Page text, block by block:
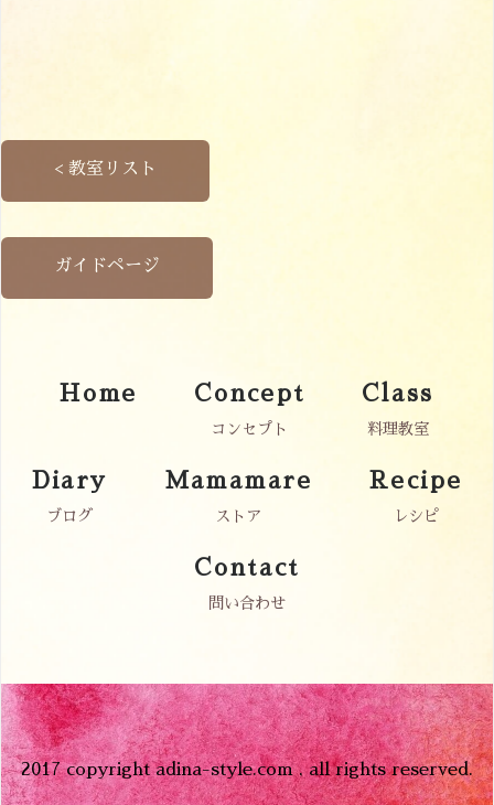
< 教室リスト
ガイドページ
Home Concept
コンセプト
Class
料理教室
Diary
ブログ
Mamamare
ストア
Recipe
レシピ
Contact
問い合わせ
2017 copyright adina-style.com , all rights reserved.